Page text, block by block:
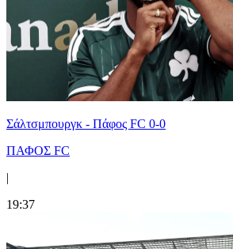
Σάλτσμπουργκ - Πάφος FC 0-0
ΠΑΦΟΣ FC
|
19:37